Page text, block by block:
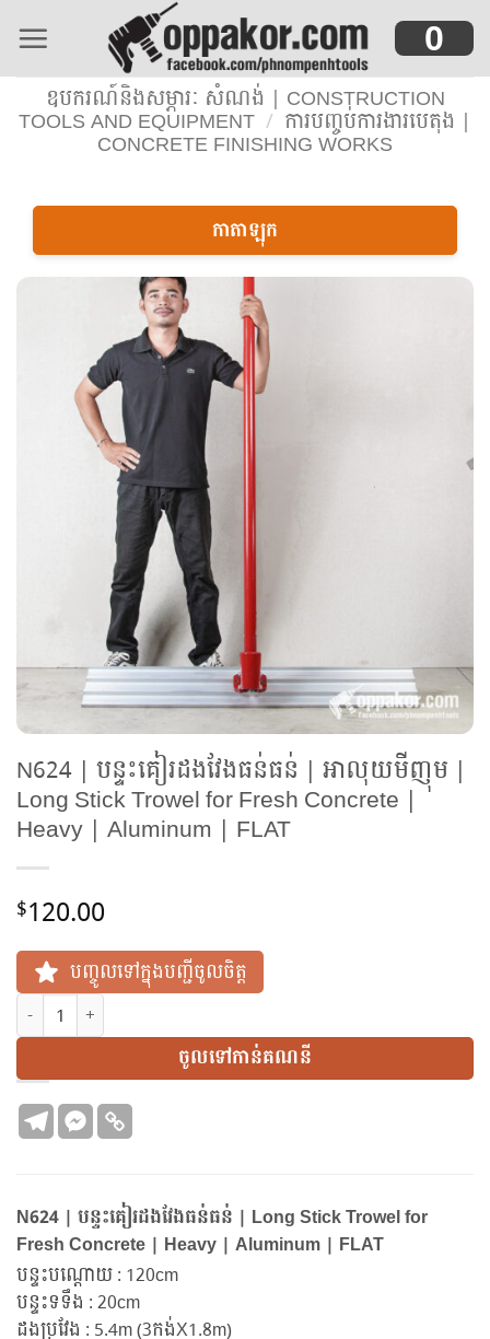
0
ឧបករណ៍និងសម្ភារៈ សំណង់ | CONSTRUCTION
TOOLS AND EQUIPMENT / ការបញ្ចប់ការងារបេតុង |
CONCRETE FINISHING WORKS
កាតាឡុក
N624 | បន្ទះគៀរដងវែងធន់ធន់ | អាលុយមីញុម |
Long Stick Trowel for Fresh Concrete |
Heavy | Aluminum | FLAT
$120.00
បញ្ចូលទៅក្នុងបញ្ជីចូលចិត្ត
N624 | បន្ទះគៀរដងវែងធន់ធន់ | អាលុយមីញុម | Long Stick Trowel
ចូលទៅកាន់គណនី
N624 | បន្ទះគៀរដងវែងធន់ធន់ | Long Stick Trowel for
Fresh Concrete | Heavy | Aluminum | FLAT
បន្ទះបណ្តោយ : 120cm
បន្ទះទទឹង : 20cm
ដងប្រវែង : 5.4m (3កង់X1.8m)